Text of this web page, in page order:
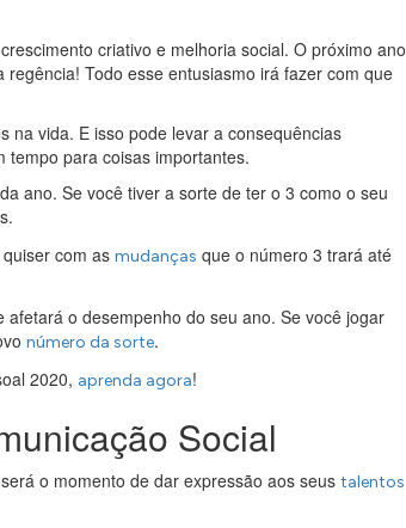
criativo e melhoria social. O próximo ano
Todo esse entusiasmo irá fazer com que
na vida. E isso pode levar a consequências
tempo para coisas importantes.
ano. Se você tiver a sorte de ter o 3 como o seu
com as mudanças que o número 3 trará até
o desempenho do seu ano. Se você jogar
número da sorte.
2020, aprenda agora!
Social
o momento de dar expressão aos seus talentos